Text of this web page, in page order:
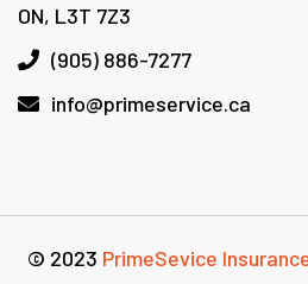
ON, L3T 7Z3
(905) 886-7277
info@primeservice.ca
© 2023 PrimeSevice